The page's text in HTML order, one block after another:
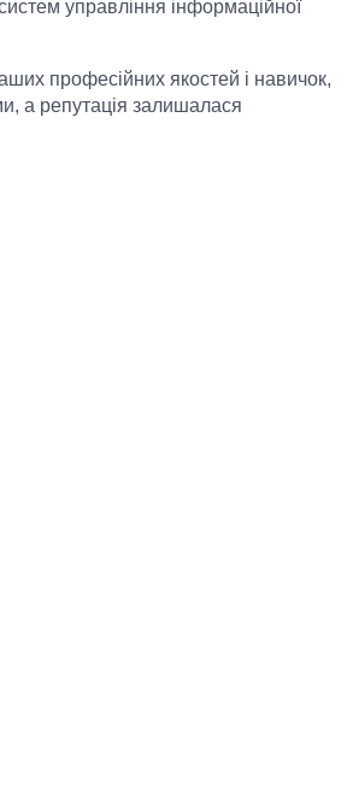
управління інформаційної
професійних якостей і навичок,
а репутація залишалася